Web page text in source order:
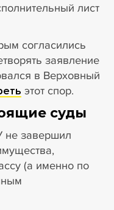
лист
согласились
заявление
в Верховный
этот спор.
суды
не завершил
(а именно по